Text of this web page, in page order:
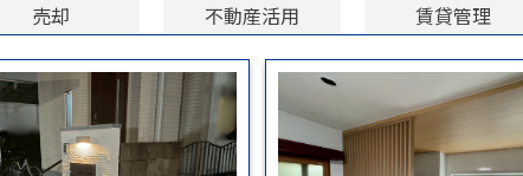
売却 不動産活用 賃貸管理